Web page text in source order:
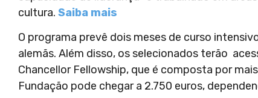
cultura. Saiba mais
O programa prevê dois meses de curso
alemãs. Além disso, os selecionados terão
Chancellor Fellowship, que é composta por
Fundação pode chegar a 2.750 euros,